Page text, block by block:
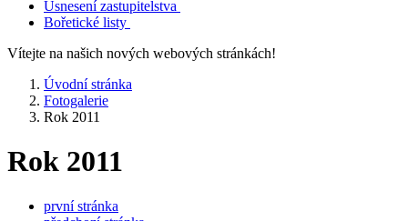
Usnesení zastupitelstva
Bořetické listy
Vítejte na našich nových webových stránkách!
Úvodní stránka
Fotogalerie
Rok 2011
Rok 2011
první stránka